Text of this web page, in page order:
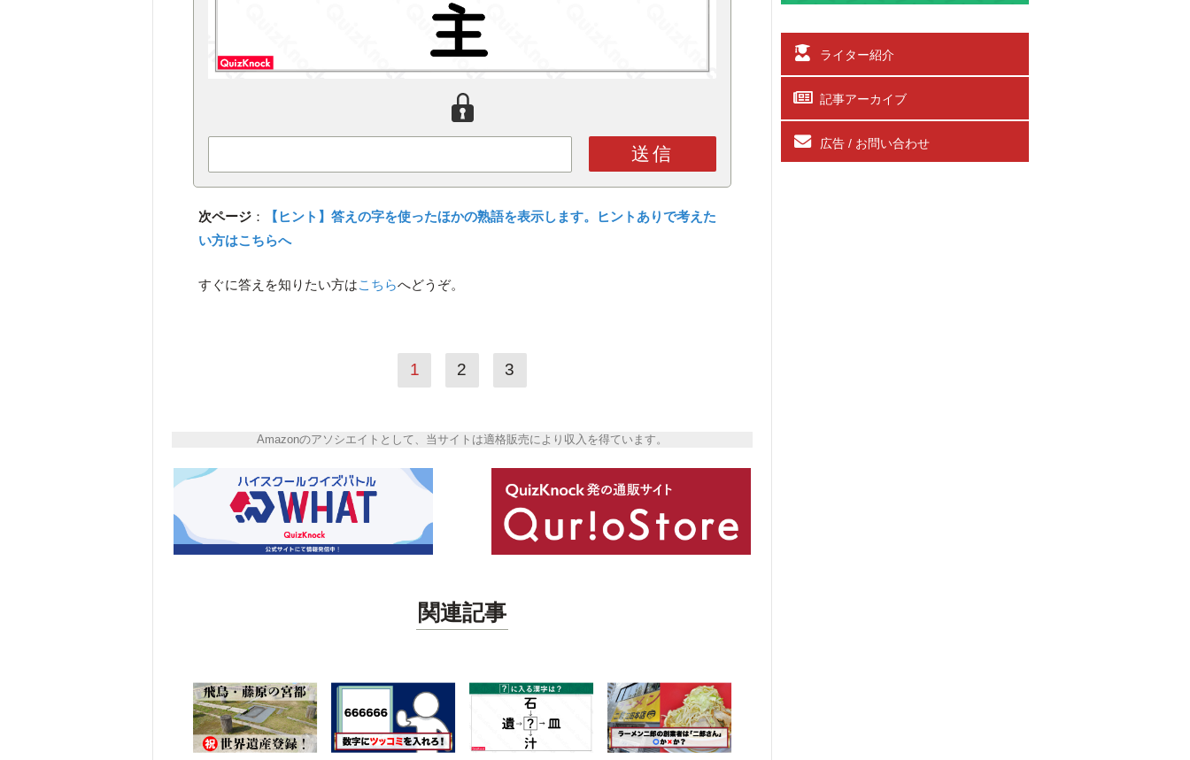
送信
次ページ ：
【ヒント】答えの字を使ったほかの熟語を表示します。ヒントありで考えた
い方はこちらへ
すぐに答えを知りたい方はこちらへどうぞ。
1 2 3
Amazonのアソシエイトとして、当サイトは適格販売により収入を得ています。
関連記事
ライター紹介
記事アーカイブ
広告 / お問い合わせ